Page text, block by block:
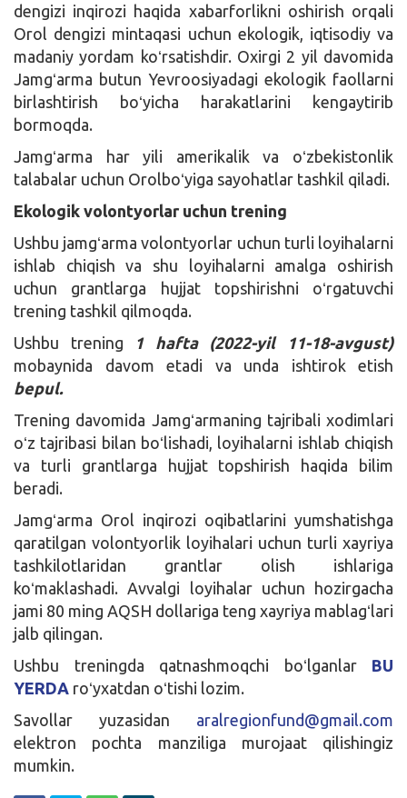
dengizi inqirozi haqida xabarforlikni oshirish orqali
Orol dengizi mintaqasi uchun ekologik, iqtisodiy va
madaniy yordam koʻrsatishdir. Oxirgi 2 yil davomida
Jamgʻarma butun Yevroosiyadagi ekologik faollarni
birlashtirish boʻyicha harakatlarini kengaytirib
bormoqda.
Jamgʻarma har yili amerikalik va oʻzbekistonlik
talabalar uchun Orolboʻyiga sayohatlar tashkil qiladi.
Ekologik volontyorlar uchun trening
Ushbu jamgʻarma volontyorlar uchun turli loyihalarni
ishlab chiqish va shu loyihalarni amalga oshirish
uchun grantlarga hujjat topshirishni oʻrgatuvchi
trening tashkil qilmoqda.
Ushbu trening
1 hafta (2022-yil 11-18-avgust)
mobaynida davom etadi va unda ishtirok etish
bepul.
Trening davomida Jamgʻarmaning tajribali xodimlari
oʻz tajribasi bilan boʻlishadi, loyihalarni ishlab chiqish
va turli grantlarga hujjat topshirish haqida bilim
beradi.
Jamgʻarma Orol inqirozi oqibatlarini yumshatishga
qaratilgan volontyorlik loyihalari uchun turli xayriya
tashkilotlaridan grantlar olish ishlariga
koʻmaklashadi. Avvalgi loyihalar uchun hozirgacha
jami 80 ming AQSH dollariga teng xayriya mablagʻlari
jalb qilingan.
Ushbu treningda qatnashmoqchi boʻlganlar BU
YERDA roʻyxatdan oʻtishi lozim.
Savollar yuzasidan aralregionfund@gmail.com
elektron pochta manziliga murojaat qilishingiz
mumkin.